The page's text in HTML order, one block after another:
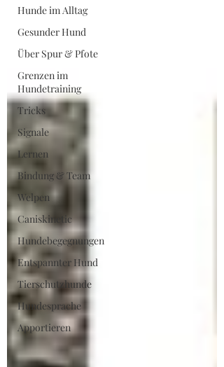
Hunde im Alltag
Gesunder Hund
Über Spur & Pfote
Grenzen im
Hundetraining
Tricks
Signale
Lernen
Bindung & Team
Welpen
Caniskinetic
Hundebegegnungen
Entspannter Hund
Tierschutzhunde
Hundesprache
Apportieren